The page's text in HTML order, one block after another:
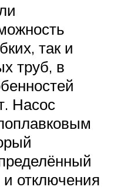
так и
труб, в
Насос
отключения